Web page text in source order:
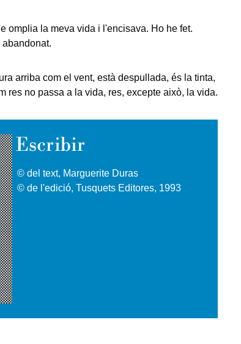
omplia la meva vida i l'encisava. Ho he fet.
abandonat.
arriba com el vent, està despullada, és la tinta,
res no passa a la vida, res, excepte això, la vida.
Escribir
© del text, Marguerite Duras
© de l'edició, Tusquets Editores, 1993